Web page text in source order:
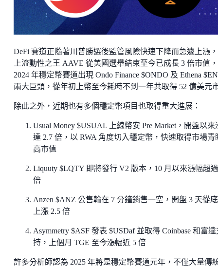
DeFi 賽道正隨著川普勝選後監管風險快速下降而急遽上漲
上流動性之王 AAVE 從美國選舉結束至今已成長 3 倍市值，
2024 年穩定幣賽道出現 Ondo Finance $ONDO 及 Ethena
兩大巨頭，從年初上幣至今耗時不到一年共取得 52 億美元
除此之外，近期也有多個穩定幣項目也取得重大進展：
Usual Money $USUAL 上線幣安 Pre Market，開盤以來
達 2.7 倍，以 RWA 角度切入穩定幣，快速取得市場青
高市值
Liquuty $LQTY 即將發行 V2 版本，10 月以來漲幅超
倍
Anzen $ANZ 公售輪在 7 分鐘銷售一空，開盤 3 天從
上漲 2.5 倍
Asymmetry $ASF 發表 $USDaf 並取得 Coinbase 和富達
持，上個月 TGE 至今漲幅近 5 倍
許多分析師認為 2025 年將是穩定幣賽道元年，不僅大量傳